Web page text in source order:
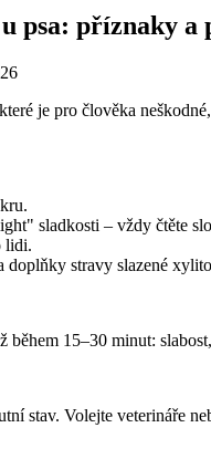
psa: příznaky a
je pro člověka
sladkosti – vždy čtěte
lidi.
doplňky stravy slazené
během 15–30 minut:
stav. Volejte veterináře